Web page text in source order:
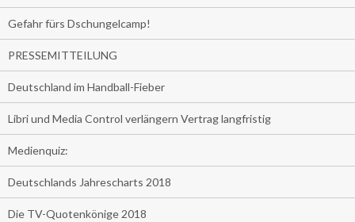
Gefahr fürs Dschungelcamp!
PRESSEMITTEILUNG
Deutschland im Handball-Fieber
Libri und Media Control verlängern Vertrag langfristig
Medienquiz:
Deutschlands Jahrescharts 2018
Die TV-Quotenkönige 2018